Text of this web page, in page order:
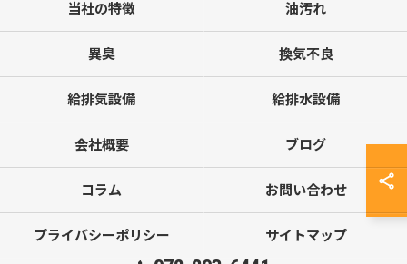
当社の特徴 油汚れ
異臭 換気不良
給排気設備 給排水設備
会社概要 ブログ
コラム お問い合わせ
プライバシーポリシー サイトマップ